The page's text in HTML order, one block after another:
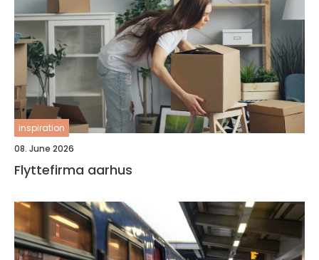
inspiration
08. June 2026
Flyttefirma aarhus